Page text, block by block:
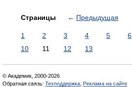
Страницы ← Предыдущая
1 2 3 4 5 6
10
11 12 13
© Академик, 2000-2026
Обратная связь: Техподдержка Реклама на сайте